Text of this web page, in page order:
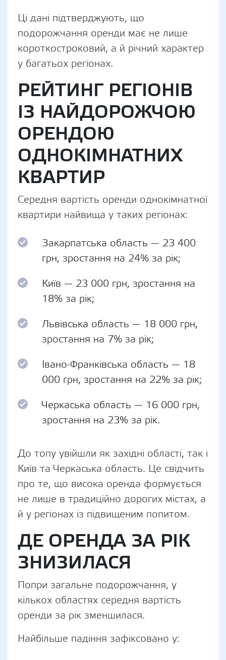
Ці дані підтверджують, що
подорожчання оренди має не лише
короткостроковий, а й річний характер
у багатьох регіонах.
РЕЙТИНГ РЕГІОНІВ
ІЗ НАЙДОРОЖЧОЮ
ОРЕНДОЮ
ОДНОКІМНАТНИХ
КВАРТИР
Середня вартість оренди однокімнатної
квартири найвища у таких регіонах:
Закарпатська область — 23 400
грн, зростання на 24% за рік;
Київ — 23 000 грн, зростання на
18% за рік;
Львівська область — 18 000 грн,
зростання на 7% за рік;
Івано-Франківська область — 18
000 грн, зростання на 22% за рік;
Черкаська область — 16 000 грн,
зростання на 23% за рік.
До топу увійшли як західні області, так і
Київ та Черкаська область. Це свідчить
про те, що висока оренда формується
не лише в традиційно дорогих містах, а
й у регіонах із підвищеним попитом.
ДЕ ОРЕНДА ЗА РІК
ЗНИЗИЛАСЯ
Попри загальне подорожчання, у
кількох областях середня вартість
оренди за рік зменшилася.
Найбільше падіння зафіксовано у: